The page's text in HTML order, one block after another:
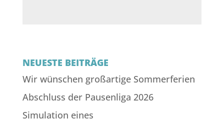
NEUESTE BEITRÄGE
Wir wünschen großartige Sommerferien
Abschluss der Pausenliga 2026
Simulation eines